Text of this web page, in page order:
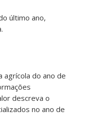
último ano,
agrícola do ano de
descreva o
no ano de